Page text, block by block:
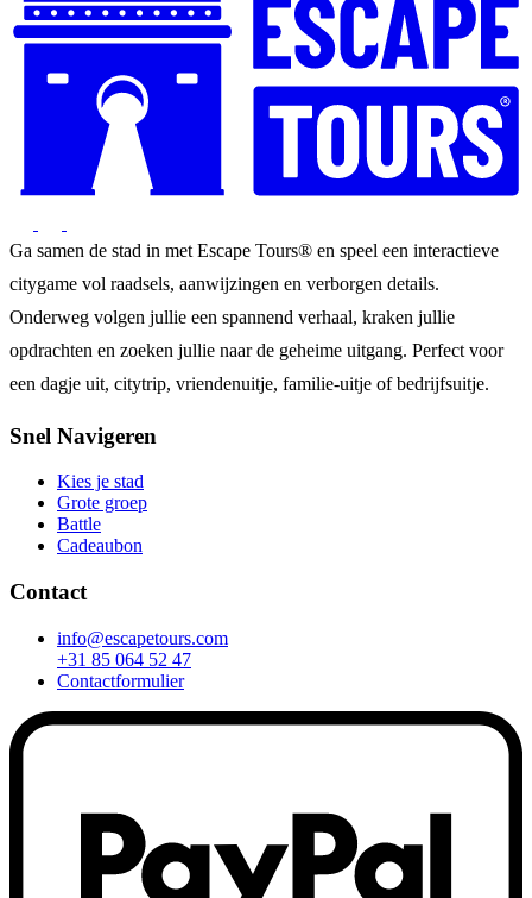
Ga samen de stad in met Escape Tours® en speel een interactieve
citygame vol raadsels, aanwijzingen en verborgen details.
Onderweg volgen jullie een spannend verhaal, kraken jullie
opdrachten en zoeken jullie naar de geheime uitgang. Perfect voor
een dagje uit, citytrip, vriendenuitje, familie-uitje of bedrijfsuitje.
Snel Navigeren
Kies je stad
Grote groep
Battle
Cadeaubon
Contact
info@escapetours.com
+31 85 064 52 47
Contactformulier